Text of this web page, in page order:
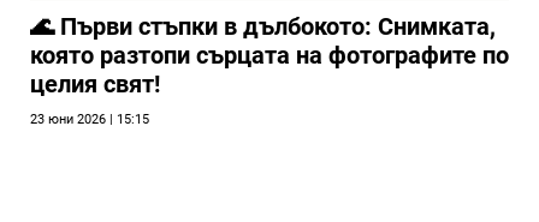
🌊 Първи стъпки в дълбокото: Снимката,
която разтопи сърцата на фотографите по
целия свят!
23 юни 2026 | 15:15